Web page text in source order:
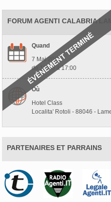
FORUM AGENTI CALABRIA
Quand
7 Mai 2026
de 10:00 à 17:00
Où
Hotel Class
Localita' Rotoli - 88046 -
PARTENAIRES ET PARRAINS